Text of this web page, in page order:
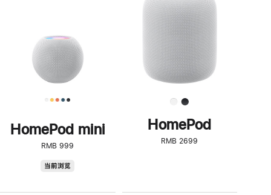
HomePod mini
RMB 999
当前浏览
了
解
HomePod<
HomePod
RMB 2699